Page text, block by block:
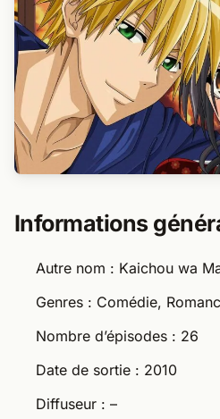
Informations
Autre nom : Kaichou wa
Genres : Comédie,
Nombre d’épisodes : 26
Date de sortie : 2010
Diffuseur : –